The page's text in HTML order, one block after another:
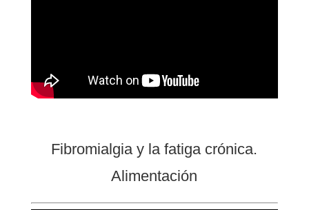
Fibromialgia y la fatiga crónica.
Alimentación